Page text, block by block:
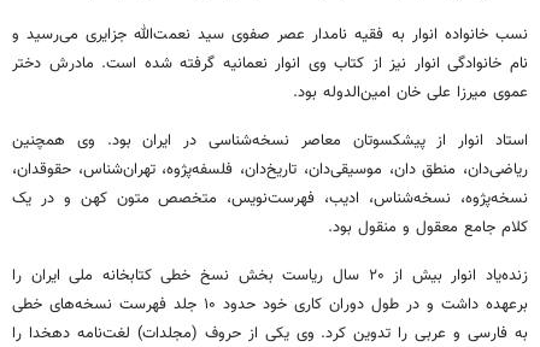
نسب خانواده انوار به فقیه نامدار عصر صفوی سید نعمت‌الله جزایری می‌رسید و
نام خانوادگی انوار نیز از کتاب وی انوار نعمانیه گرفته شده است. مادرش دختر
عموی میرزا علی خان امین‌الدوله بود.
استاد انوار‬ از پیشکسوتان معاصر نسخه‌شناسی در ایران بود. وی همچنین
ریاضی‌دان، منطق دان، موسیقی‌دان، تاریخ‌دان، فلسفه‌پژوه، تهران‌شناس، حقوقدان،
نسخه‌پژوه، نسخه‌شناس، ادیب، فهرست‌نویس، متخصص متون کهن و در یک
کلام جامع معقول و منقول بود.
زنده‌یاد انوار بیش از ۲۰ سال ریاست بخش نسخ خطی کتابخانه ملی ایران را
برعهده داشت و در طول دوران کاری خود حدود ۱۰ جلد فهرست نسخه‌های خطی
به فارسی و عربی را تدوین کرد. وی یکی از حروف (مجلدات) لغت‌نامه دهخدا را